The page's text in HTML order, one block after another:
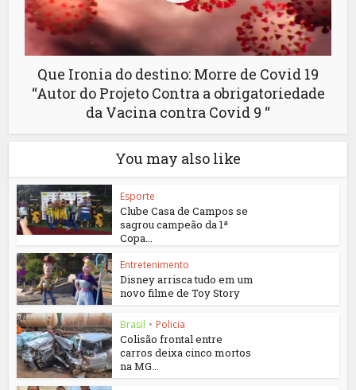
Que Ironia do destino: Morre de Covid 19
“Autor do Projeto Contra a obrigatoriedade
da Vacina contra Covid 9 “
You may also like
Esporte
Clube Casa de Campos se
sagrou campeão da 1ª
Copa...
Entretenimento
Disney arrisca tudo em um
novo filme de Toy Story
Brasil • Policia
Colisão frontal entre
carros deixa cinco mortos
na MG...